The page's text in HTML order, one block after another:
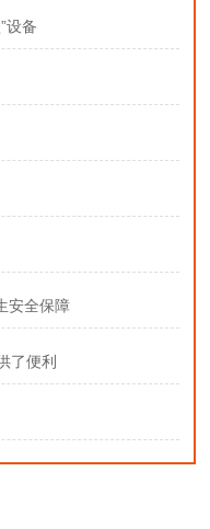
设备
安全保障
了便利